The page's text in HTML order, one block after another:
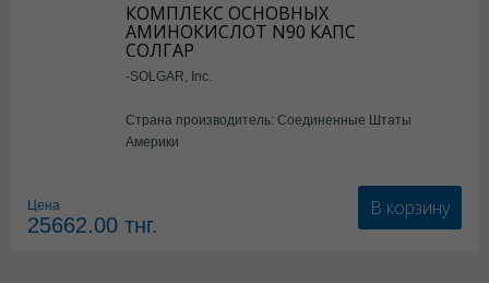
КОМПЛЕКС ОСНОВНЫХ
АМИНОКИСЛОТ N90 КАПС
СОЛГАР
-SOLGAR, Inc.
Страна производитель: Соединенные Штаты
Америки
Цена
25662.00 тнг.
В корзину